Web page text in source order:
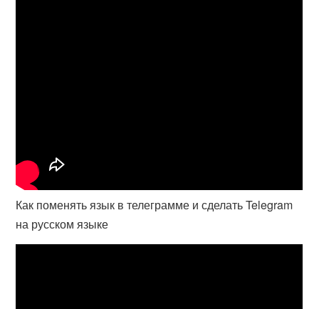
Как поменять язык в телеграмме и сделать Telegram
на русском языке